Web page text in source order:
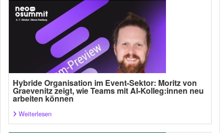
Hybride Organisation im Event-Sektor: Moritz von
Graevenitz zeigt, wie Teams mit AI-Kolleg:innen neu
arbeiten können
Weiterlesen